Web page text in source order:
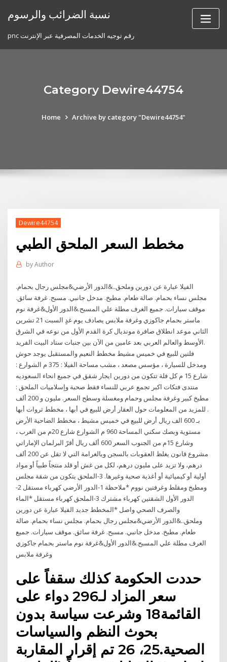
نسبة الضرائب والرسوم
pnc رقم توجيه الخدمات المصرفية عبر الإنترنت
Category Dewire44754
Home Archive by category "Dewire44754"
Dewire44754
مخطط السعر الملحق الطبي
byAuthor
الفيلا عبارة عن دورين وملحق..&الدور الأرضي&مجلس رجال بحمام.
مجلس نساء بحمام. صالة طعام. مطبخ. مدخل جانبي. مسبح. غرفة سائق.
موقف سيارات. جميع الغرف مطلة علي المسبح.&الدور الأول&غرفة نوم
ماستر بحمام جاكوزي وغرفة ملابس يصادف يوم غدٍ السبت 21 تشرين
الثاني موعد انطلاق صافرة مونديال كرة القدم الأول من نوعه في الشرق
الأوسط والعالم العربي بعد عامين من الآن بين جنبات ستاد البيت الفريد.
فلتين للبيع في خميس مشيط مخطط النعيم والمستقبل يوجد حوش
ومدخل للسيارة ، مؤسس مصعد ، مشب مساحة الفيلا : 375 م الشوارع :
شارع 15 م كل فلة تتكون من دورين ايجار شقق في جميع انحاء السعوديه
منتدى فتكات اكبر تجمع عربي للنساء فقط صحبة وإسلاميات الملحق :
مطبخ كبير وغرفة مجلس وحمام ومغسلة وسطح السعر. مليون و 200 ألف
. للمزيد من المعلومات حول العقار أرض للبيع في أبها ، مخطط ثروات أبها
بـ 600 الف ريال أرض للبيع في خميس مشيط ، مخطط الضاحية الأرض
مستوية وبصك سكني المساحة 960 م الشوارع شارع 20م من الغرب ،
وشارع 15م من الجنوب السعر 600 ألف ريال أقرّ البرلمان الإماراتي
مشروع قانون يغلظ العقوبات بالسجن وبالغرامة التي لا تقل عن 200 ألف
درهم، ولا تزيد على مليون درهم، لكل من غش أو قلد منتجاً طبياً أو مواد
أولية أو كيميائية أو أغذية صحية وغيرها. 3-الملحق يتكون من شقة مجلس
ومطبخ ومقلط وغرفتين نووم *ملاحظة 1-الدور الأرضي كهرباء مستقل 2-
الدور الأول الشقتين كهرباء مشترك 3-الملحق كهرباء مستقل *الماء
والصرف الصحي واصل *المخطط جديد الفيلا عبارة عن دورين
وملحق..&الدور الأرضي&مجلس رجال بحمام. مجلس نساء بحمام. صالة
طعام. مطبخ. مدخل جانبي. مسبح. غرفة سائق. موقف سيارات. جميع
الغرف مطلة علي المسبح.&الدور الأول&غرفة نوم ماستر بحمام جاكوزي
وغرفة ملابس
حددت الحكومة كذلك سقفاً على
سعر المزاد لـ296 دواء على
القائمة18 وشرعت سياسة بدون
بحوث النظم والسياسات
الصحية.25، 26 تم إقرار المقاربة